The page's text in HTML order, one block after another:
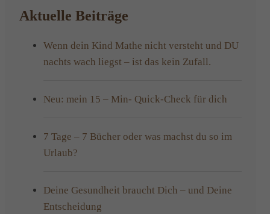
Aktuelle Beiträge
Wenn dein Kind Mathe nicht versteht und DU
nachts wach liegst – ist das kein Zufall.
Neu: mein 15 – Min- Quick-Check für dich
7 Tage – 7 Bücher oder was machst du so im
Urlaub?
Deine Gesundheit braucht Dich – und Deine
Entscheidung